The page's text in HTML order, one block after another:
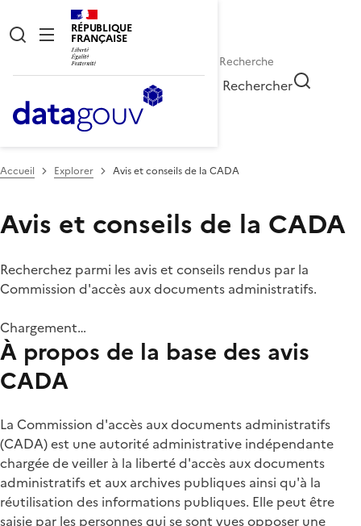
RÉPUBLIQUE
FRANÇAISE
Rechercher
Accueil Explorer Avis et conseils de la CADA
Avis et conseils de la CADA
Recherchez parmi les avis et conseils rendus par la
Commission d'accès aux documents administratifs.
Chargement…
À propos de la base des avis
CADA
La Commission d'accès aux documents administratifs
(CADA) est une autorité administrative indépendante
chargée de veiller à la liberté d'accès aux documents
administratifs et aux archives publiques ainsi qu'à la
réutilisation des informations publiques. Elle peut être
saisie par les personnes qui se sont vues opposer une